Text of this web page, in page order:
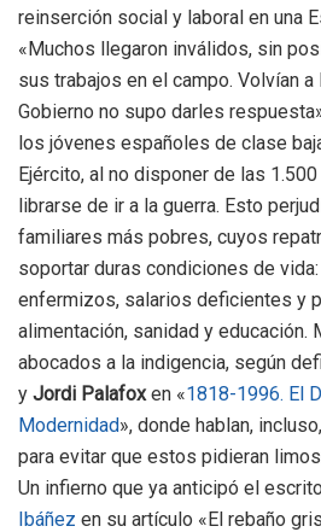
reinserción social y laboral en una
«Muchos llegaron inválidos, sin
sus trabajos en el campo. Volvían
Gobierno no supo darles
los jóvenes españoles de clase
Ejército, al no disponer de las
librarse de ir a la guerra. Esto
familiares más pobres, cuyos
soportar duras condiciones de
enfermizos, salarios deficientes y
alimentación, sanidad y educación.
abocados a la indigencia, según
y Jordi Palafoxen «1818-1996. El
Modernidad», donde hablan,
para evitar que estos pidieran
Un infierno que ya anticipó el
Ibáñez en su artículo «El rebaño